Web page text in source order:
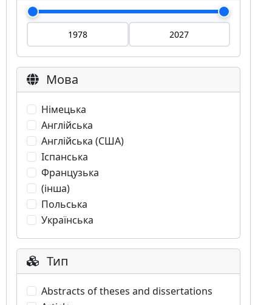
Мова
Німецька
Англійська
Англійська (США)
Іспанська
Французька
(інша)
Польська
Українська
Тип
Abstracts of theses and dissertations